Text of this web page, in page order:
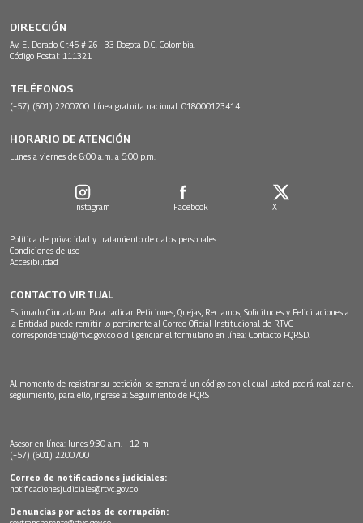
DIRECCIÓN
Av. El Dorado Cr.45 # 26 - 33 Bogotá D.C. Colombia.
Código Postal: 111321
TELÉFONOS
(+57) (601) 2200700. Línea gratuita nacional: 018000123414
HORARIO DE ATENCIÓN
Lunes a viernes de 8:00 a.m. a 5:00 p.m.
Instagram Facebook X
Política de privacidad y tratamiento de datos personales
Condiciones de uso
Accesibilidad
CONTACTO VIRTUAL
Estimado Ciudadano: Para radicar Peticiones, Quejas, Reclamos, Solicitudes y Felicitaciones a
la Entidad puede remitir lo pertinente al Correo Oficial Institucional de RTVC
correspondencia@rtvc.gov.co o diligenciar el formulario en línea: Contacto PQRSD.
Al momento de registrar su petición, se generará un código con el cual usted podrá realizar el
seguimiento, para ello, ingrese a: Seguimiento de PQRS
Asesor en línea: lunes 9:30 a.m. - 12 m
(+57) (601) 2200700
Correo de notificaciones judiciales:
notificacionesjudiciales@rtvc.gov.co
Denuncias por actos de corrupción: